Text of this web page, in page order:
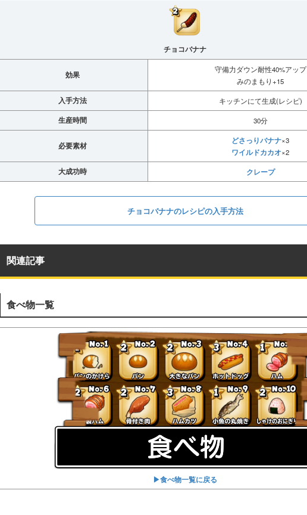
チョコバナナ
効果
守備力ダウン耐性40%アップ
みのまもり+15
入手方法 キッチンにて生成(レシピ)
生産時間 30分
必要素材
どさっりバナナ×3
ワイルドカカオ×2
大成功時 クレープ
チョコバナナのレシピの入手方法
関連記事
食べ物一覧
▶︎食べ物一覧に戻る